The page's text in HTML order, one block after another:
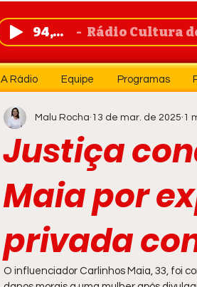
94,7 FM Rádio Cultura de
A Rádio Equipe Programas
Justiça
Maia por
privada
Malu Rocha 13 de mar. de 2025 1
O influenciador Carlinhos Maia, 33, foi